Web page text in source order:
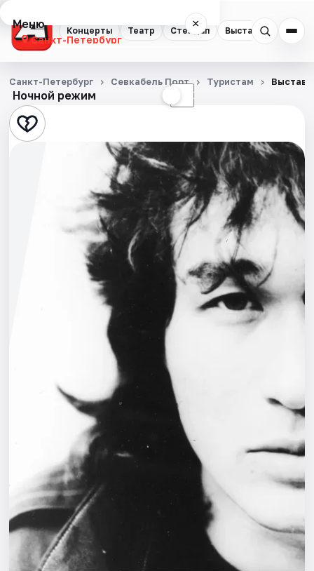
Концерты Театр Стендап Выставки
Меню ×
Санкт-Петербург
Концерты
Театр
Стендап
Экскурсии
Площадки
Ночной режим ☾
Санкт-Петербург Севкабель Порт Туристам